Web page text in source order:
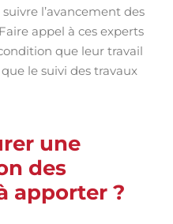
l’avancement des
appel à ces experts
que leur travail
le suivi des travaux
une
des
apporter ?